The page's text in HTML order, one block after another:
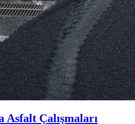
Asfalt Çalışmaları